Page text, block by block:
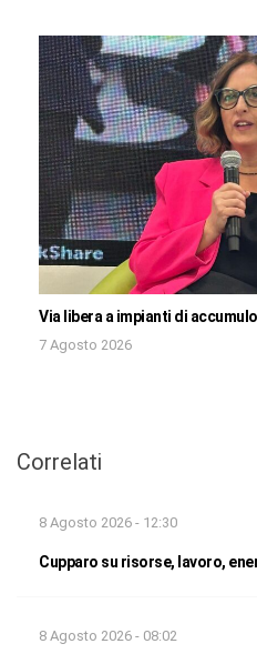
Via libera a impianti di
7 Agosto 2026
Correlati
8 Agosto 2026 - 12:30
Cupparo su risorse, lavoro,
8 Agosto 2026 - 08:02